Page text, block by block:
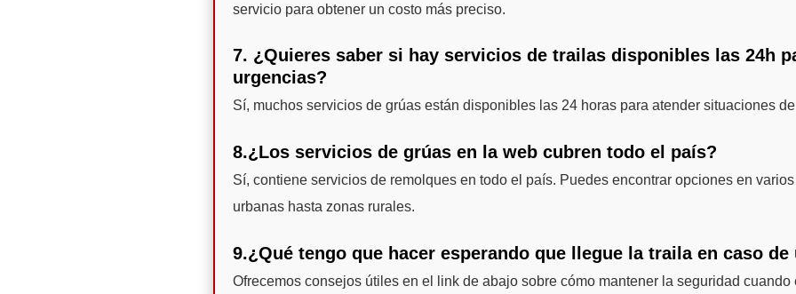
servicio para obtener un costo más preciso.
7. ¿Quieres saber si hay servicios de trailas disponibles las 24h
urgencias?
Sí, muchos servicios de grúas están disponibles las 24 horas para atender situaciones
8.¿Los servicios de grúas en la web cubren todo el país?
Sí, contiene servicios de remolques en todo el país. Puedes encontrar opciones en
urbanas hasta zonas rurales.
9.¿Qué tengo que hacer esperando que llegue la traila en caso de
Ofrecemos consejos útiles en el link de abajo sobre cómo mantener la seguridad